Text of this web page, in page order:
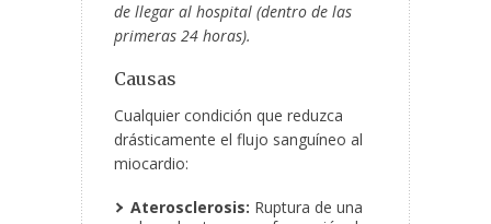
de llegar al hospital (dentro de las
primeras 24 horas).
Causas
Cualquier condición que reduzca
drásticamente el flujo sanguíneo al
miocardio:
Aterosclerosis: Ruptura de una